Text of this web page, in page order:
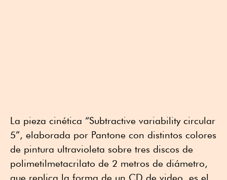
La pieza cinética “Subtractive variability circular
5”, elaborada por Pantone con distintos colores
de pintura ultravioleta sobre tres discos de
polimetilmetacrilato de 2 metros de diámetro,
que replica la forma de un CD de video, es el